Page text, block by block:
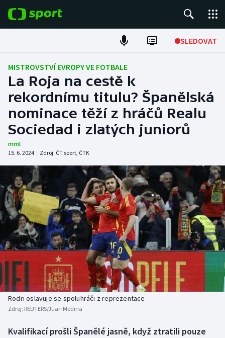
SLEDOVAT
Fotbal
Hokej
Tenis
Atletika
DALŠÍ SPORTY
Americký fotbal
Baseball a softbal
Biatlon
Boby a skeleton
Box
NEPŘEHLÉDNĚTE
Soutěže
Historické návraty
Aplikace ČT sport
AZ kvíz
MISTROVSTVÍ EVROPY VE FOTBALE
La Roja na cestě k
rekordnímu titulu? Španělská
nominace těží z hráčů Realu
Sociedad i zlatých juniorů
mml
15. 6. 2024 | Zdroj: ČT sport, ČTK
Rodri oslavuje se spoluhráči z reprezentace
Zdroj: REUTERS/Juan Medina
Kvalifikací prošli Španělé jasně, když ztratili pouze